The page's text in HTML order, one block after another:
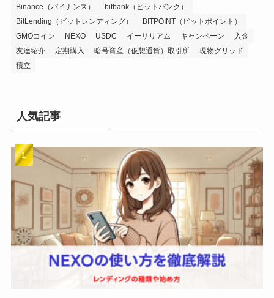
Binance（バイナンス）
bitbank（ビットバンク）
BitLending（ビットレンディング）
BITPOINT（ビットポイント）
GMOコイン
NEXO USDC イーサリアム キャンペーン
入金
友達紹介
定期購入 暗号資産（仮想通貨）取引所
現物グリッド
積立
人気記事